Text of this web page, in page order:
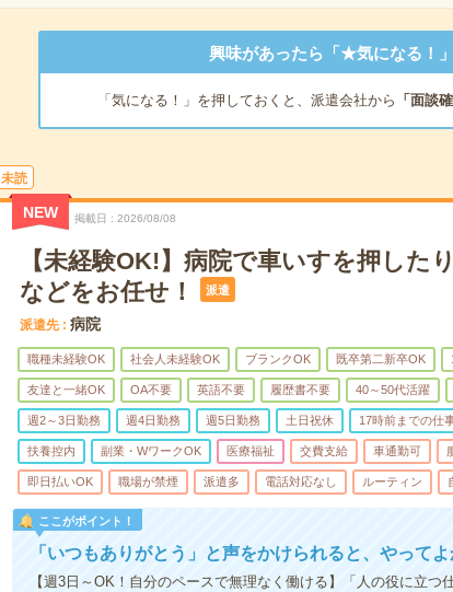
興味があったら「★気になる！
「気になる！」を押しておくと、派遣会社から 「面談
未読
NEW 掲載日 2026/08/08
【未経験OK!】病院で車いすを押した
などをお任せ！
派遣
派遣先 病院
職種未経験OK 社会人未経験OK ブランクOK 既卒第二新卒OK
友達と一緒OK OA不要 英語不要 履歴書不要 40～50代活躍
週2～3日勤務 週4日勤務 週5日勤務 土日祝休 17時前までの仕
扶養控内 副業・WワークOK 医療福祉 交費支給 車通勤可
即日払いOK 職場が禁煙 派遣多 電話対応なし ルーティン
ここがポイント！
「いつもありがとう」と声をかけられると、やって
【週3日～OK！自分のペースで無理なく働ける】「人の役に立つ